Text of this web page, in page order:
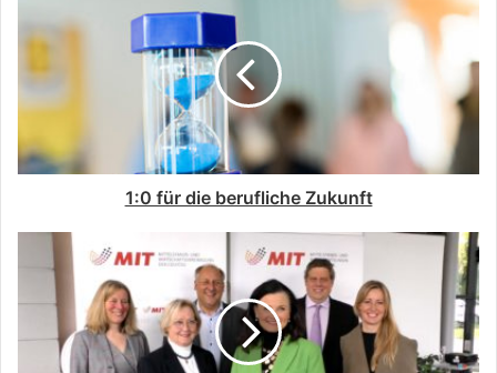
1:0 für die berufliche Zukunft